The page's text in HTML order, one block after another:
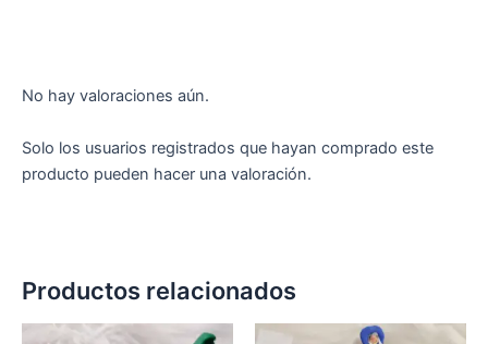
No hay valoraciones aún.
Solo los usuarios registrados que hayan comprado este
producto pueden hacer una valoración.
Productos relacionados